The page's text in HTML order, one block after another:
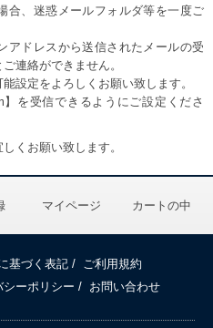
合、迷惑メールフォルダ等を一度ご
アドレスから送信されたメールの受
連絡ができません。
設定をよろしくお願い致します。
を受信できるようにご設定くださ
くお願い致します。
マイページ カートの中
基づく表記 /
ご利用規約
シーポリシー / お問い合わせ